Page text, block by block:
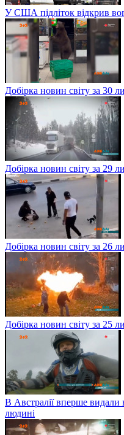
У США підліток відкрив
Добірка новин світу за 30
Добірка новин світу за 29
Добірка новин світу за 26
Добірка новин світу за 25
В Австралії вперше видали
людині